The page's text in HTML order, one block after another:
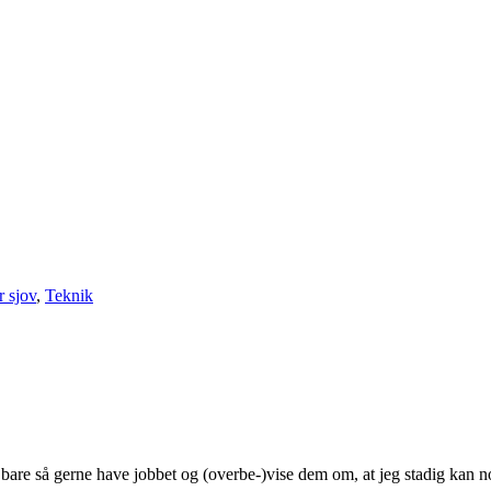
sjov, Teknik
så gerne have jobbet og (overbe-)vise dem om, at jeg stadig kan